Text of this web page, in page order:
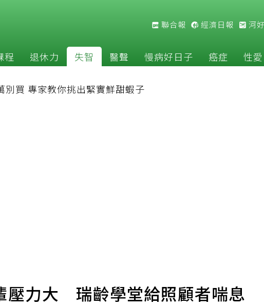
聯合報 經濟日報 河
程 退休力 失智 醫聲 慢病好日子 癌症 性愛
別買 專家教你挑出緊實鮮甜蝦子
壓力大 瑞齡學堂給照顧者喘息